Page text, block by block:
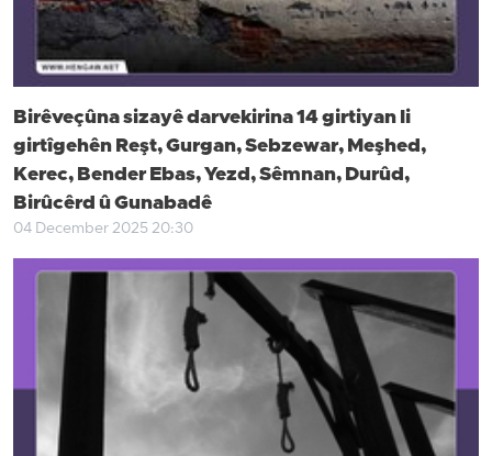
Birêveçûna sizayê darvekirina 14 girtiyan li
girtîgehên Reşt, Gurgan, Sebzewar, Meşhed,
Kerec, Bender Ebas, Yezd, Sêmnan, Durûd,
Birûcêrd û Gunabadê
04 December 2025 20:30